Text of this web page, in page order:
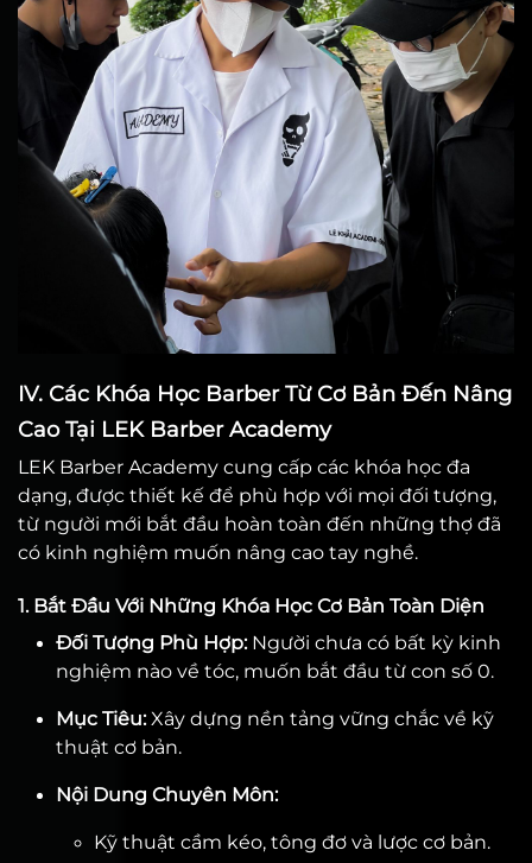
IV. Các Khóa Học Barber Từ Cơ Bản Đến Nâng
Cao Tại LEK Barber Academy
LEK Barber Academy cung cấp các khóa học đa
dạng, được thiết kế để phù hợp với mọi đối tượng,
từ người mới bắt đầu hoàn toàn đến những thợ đã
có kinh nghiệm muốn nâng cao tay nghề.
1. Bắt Đầu Với Những Khóa Học Cơ Bản Toàn Diện
Đối Tượng Phù Hợp:Người chưa có bất kỳ kinh
nghiệm nào về tóc, muốn bắt đầu từ con số 0.
Mục Tiêu:Xây dựng nền tảng vững chắc về kỹ
thuật cơ bản.
Nội Dung Chuyên Môn:
Kỹ thuật cầm kéo, tông đơ và lược cơ bản.